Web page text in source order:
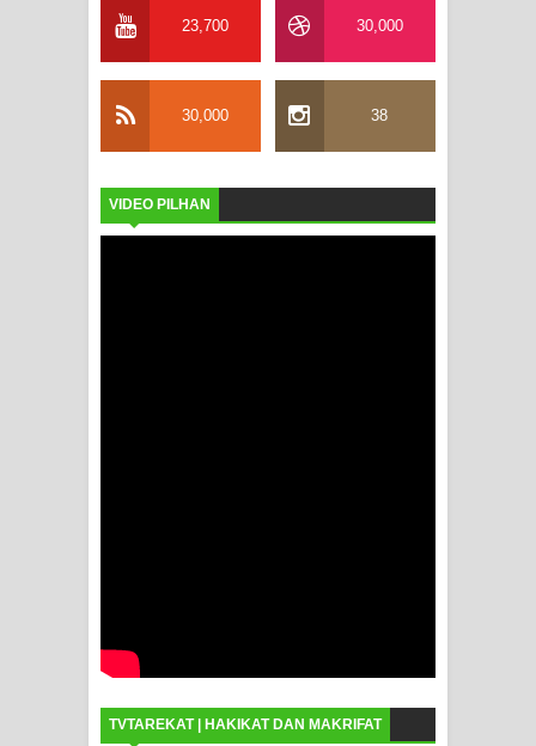
23,700 30,000
30,000 38
VIDEO PILHAN
TVTAREKAT | HAKIKAT DAN MAKRIFAT